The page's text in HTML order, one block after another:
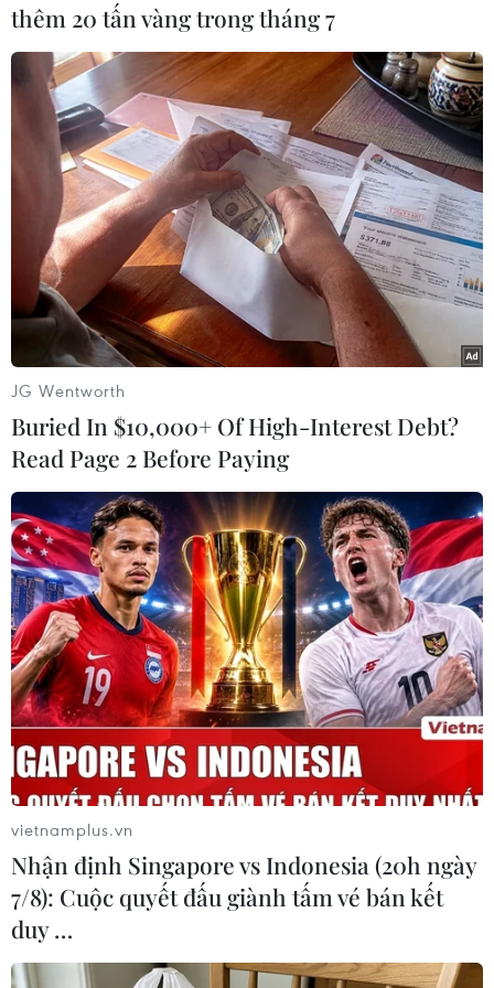
ngoài thì giá thị trường đen có thể lên tới trên 1
tỷ đồng.
Như vậy, chỉ trong 3 ngày qua, Đồn Công an sân
bay quốc tế Nội Bài đã liên tục phát hiện, bắt
giữ 2 vụ vận chuyển gỗ lậu qua đường hàng
không vào Hà Nội. Trước đó, ngày 13/1, lực
lượng công an đã bắt giữ vụ vận chuyển
1.570kg gỗ, gồm các loại gỗ quý như gỗ hương,
gỗ sơn huyết và gỗ trắc./.
(TTXVN)
#Gỗ lậu #Gỗ trắc #Sân bay Nội Bài
#Hải quan
#Đường hàng không
TP. Hà Nội
Theo dõi VietnamPlus
thêm 20 tấn vàng trong tháng 7
JG Wentworth
Buried In $10,000+ Of High-Interest Debt?
Read Page 2 Before Paying
vietnamplus.vn
Nhận định Singapore vs Indonesia (20h ngày
7/8): Cuộc quyết đấu giành tấm vé bán kết
duy …